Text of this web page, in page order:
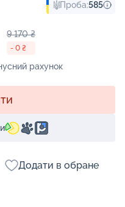
Проба:585
9 170 ₴
- 0 ₴
рахунок
Додати в обране